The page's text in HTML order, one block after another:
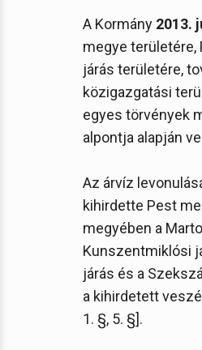
A Kormány 2013.
megye területére,
járás területére,
közigazgatási
egyes törvények
alpontja alapján
Az árvíz
kihirdette Pest
megyében a
Kunszentmiklósi
járás és a
a kihirdetett
1. §, 5. §].